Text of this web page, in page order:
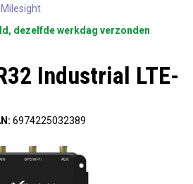
Milesight
dezelfde werkdag verzonden
Industrial LTE-
6974225032389